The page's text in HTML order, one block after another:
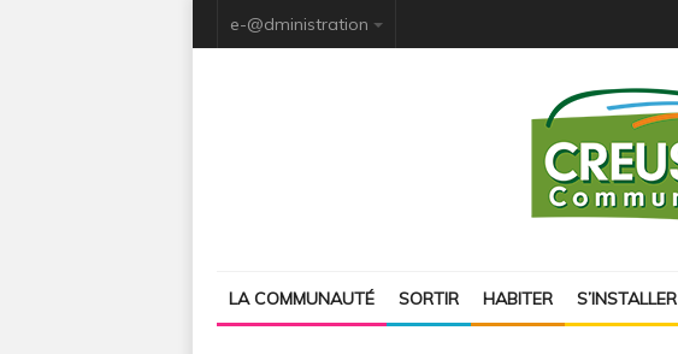
e-@dministration
LA COMMUNAUTÉ SORTIR HABITER S’INSTALLER